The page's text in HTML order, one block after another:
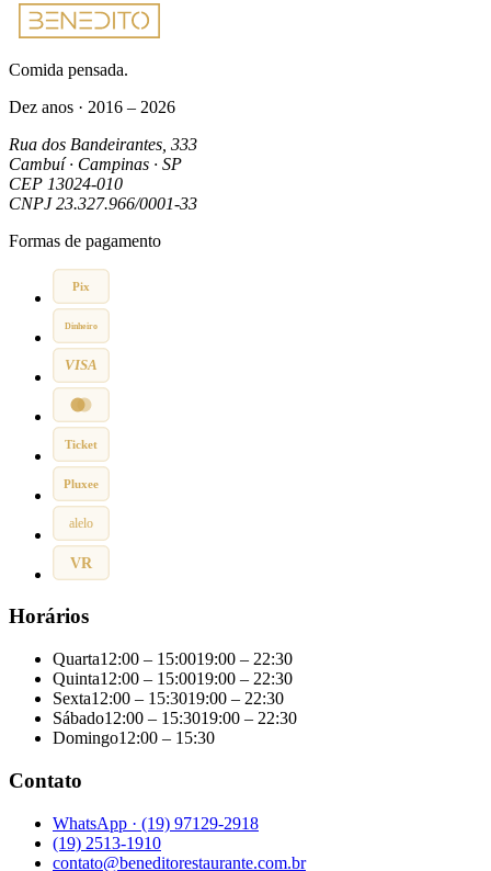
Comida pensada.
Dez anos · 2016 – 2026
Rua dos Bandeirantes, 333
Cambuí · Campinas · SP
CEP 13024-010
CNPJ23.327.966/0001-33
Formas de pagamento
Pix
Dinheiro
VISA
Ticket
Pluxee
alelo
VR
Horários
Quarta12:00 – 15:0019:00 – 22:30
Quinta12:00 – 15:0019:00 – 22:30
Sexta12:00 – 15:3019:00 – 22:30
Sábado12:00 – 15:3019:00 – 22:30
Domingo12:00 – 15:30
Contato
WhatsApp · (19) 97129-2918
(19) 2513-1910
contato@beneditorestaurante.com.br